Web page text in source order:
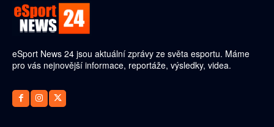
eSport News 24 jsou aktuální zprávy ze světa esportu. Máme
pro vás nejnovější informace, reportáže, výsledky, videa.